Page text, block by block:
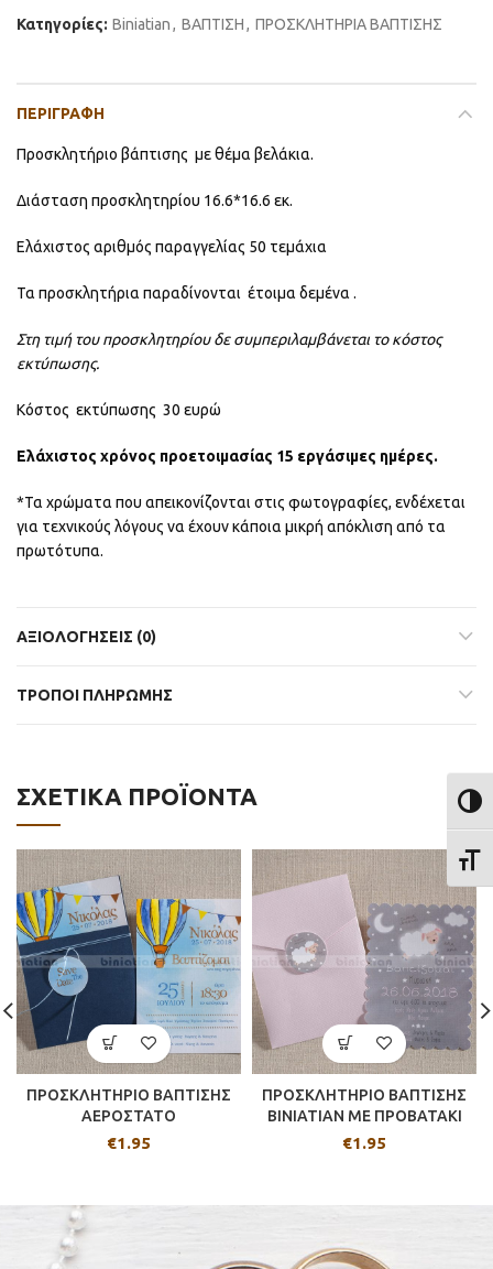
Κατηγορίες: Βiniatian, ΒΑΠΤΙΣΗ, ΠΡΟΣΚΛΗΤΗΡΙΑ ΒΑΠΤΙΣΗΣ
ΠΕΡΙΓΡΑΦΉ
Προσκλητήριο βάπτισης με θέμα βελάκια.
Διάσταση προσκλητηρίου 16.6*16.6 εκ.
Ελάχιστος αριθμός παραγγελίας 50 τεμάχια
Τα προσκλητήρια παραδίνονται έτοιμα δεμένα .
Στη τιμή του προσκλητηρίου δε συμπεριλαμβάνεται το κόστος
εκτύπωσης.
Κόστος εκτύπωσης 30 ευρώ
Ελάχιστος χρόνος προετοιμασίας 15 εργάσιμες ημέρες.
*Τα χρώματα που απεικονίζονται στις φωτογραφίες, ενδέχεται
για τεχνικούς λόγους να έχουν κάποια μικρή απόκλιση από τα
πρωτότυπα.
ΑΞΙΟΛΟΓΉΣΕΙΣ (0)
ΤΡΟΠΟΙ ΠΛΗΡΩΜΗΣ
ΣΧΕΤΙΚΆ ΠΡΟΪΌΝΤΑ
ΠΡΟΣΚΛΗΤΗΡΙΟ ΒΑΠΤΙΣΗΣ
ΑΕΡΟΣΤΑΤΟ
€1.95
ΠΡΟΣΚΛΗΤΗΡΙΟ ΒΑΠΤΙΣΗΣ
BINIATIAN ME ΠΡΟΒΑΤΑΚΙ
€1.95